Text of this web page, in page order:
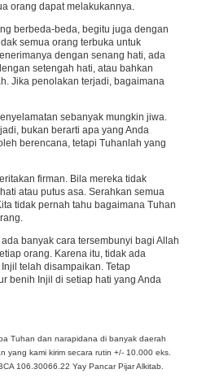
orang dapat melakukannya.
berbeda-beda, begitu juga dengan
semua orang terbuka untuk
dengan senang hati, ada
setengah hati, atau bahkan
Jika penolakan terjadi, bagaimana
sebanyak mungkin jiwa.
bukan berarti apa yang Anda
berencana, tetapi Tuhanlah yang
firman. Bila mereka tidak
atau putus asa. Serahkan semua
tidak pernah tahu bagaimana Tuhan
banyak cara tersembunyi bagi Allah
orang. Karena itu, tidak ada
telah disampaikan. Tetap
benih Injil di setiap hati yang Anda
Tuhan dan narapidana di banyak daerah
yang kami kirim secara rutin +/- 10.000 eks.
106.30066.22 Yay Pancar Pijar Alkitab.